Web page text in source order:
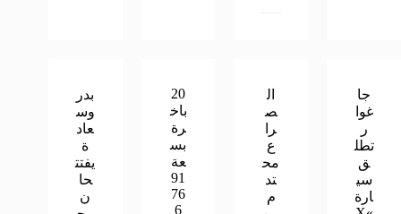
جا
غوا
ر
تطل
ق
سي
ارة
ال
ص
را
ع
مح
تد
م
20
باخ
رة
بس
عة
91
76
6
بدر
وس
عاد
ة
يفتت
حا
ن